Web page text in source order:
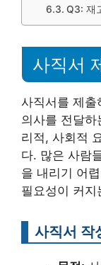
Q3: 재
사직서
사직서를 제출
의사를 전달
리적, 사회적
다. 많은 사람
을 내리기 어
필요성이 커지
사직서 작